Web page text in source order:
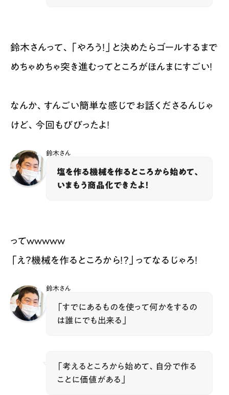
鈴木さんって、「やろう！」と決めたらゴールするまで
めちゃめちゃ突き進むってところがほんまにすごい！
なんか、すんごい簡単な感じでお話くださるんじゃ
けど、今回もびびったよ！
鈴木さん
塩を作る機械を作るところから始めて、
いまもう商品化できたよ！
ってｗｗｗｗｗ
「え？機械を作るところから！？」ってなるじゃろ！
鈴木さん
「すでにあるものを使って何かをするの
は誰にでも出来る」
「考えるところから始めて、自分で作る
ことに価値がある」